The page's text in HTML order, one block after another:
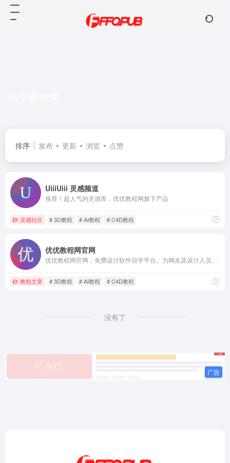
排序 发布 更新 浏览 点赞
UiiiUiii 灵感频道
推荐！超人气的灵感库，优优教程网旗下产品
灵感社区 # 3D教程 # AI教程 # C4D教程
优优教程网官网
教程文章 # 3D教程 # AI教程 # C4D教程
没有了